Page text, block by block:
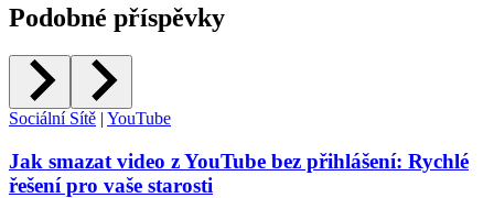
Podobné příspěvky
Sociální Sítě | YouTube
Jak smazat video z YouTube bez přihlášení: Rychlé
řešení pro vaše starosti